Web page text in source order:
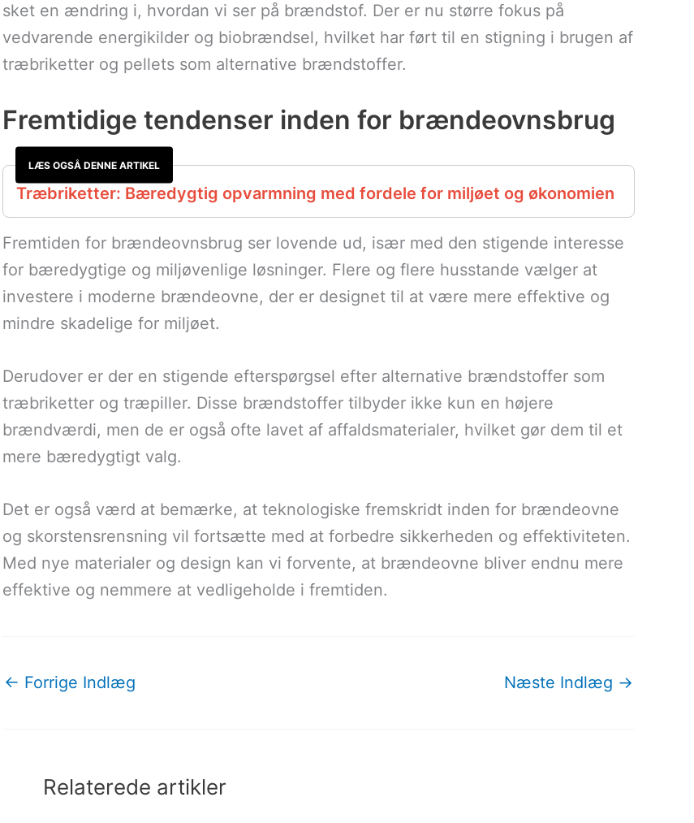
sket en ændring i, hvordan vi ser på brændstof. Der er nu større fokus på
vedvarende energikilder og biobrændsel, hvilket har ført til en stigning i brugen af
træbriketter og pellets som alternative brændstoffer.
Fremtidige tendenser inden for brændeovnsbrug
LÆS OGSÅ DENNE ARTIKEL
Træbriketter: Bæredygtig opvarmning med fordele for miljøet og økonomien
Fremtiden for brændeovnsbrug ser lovende ud, især med den stigende interesse
for bæredygtige og miljøvenlige løsninger. Flere og flere husstande vælger at
investere i moderne brændeovne, der er designet til at være mere effektive og
mindre skadelige for miljøet.
Derudover er der en stigende efterspørgsel efter alternative brændstoffer som
træbriketter og træpiller. Disse brændstoffer tilbyder ikke kun en højere
brændværdi, men de er også ofte lavet af affaldsmaterialer, hvilket gør dem til et
mere bæredygtigt valg.
Det er også værd at bemærke, at teknologiske fremskridt inden for brændeovne
og skorstensrensning vil fortsætte med at forbedre sikkerheden og effektiviteten.
Med nye materialer og design kan vi forvente, at brændeovne bliver endnu mere
effektive og nemmere at vedligeholde i fremtiden.
← Forrige Indlæg Næste Indlæg →
Relaterede artikler